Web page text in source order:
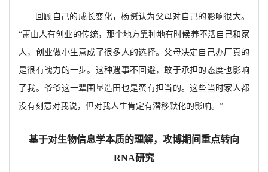
回顾自己的成长变化，杨赟认为父母对自己的影响很大。
“萧山人有创业的传统，那个地方靠种地有时候养不活自己和家
人，创业做小生意成了很多人的选择。父母决定自己办厂真的
是很有魄力的一步。这种遇事不回避，敢于承担的态度也影响
了我。爷爷这一辈围垦造田也是蛮有担当的。这些当时家人都
没有刻意对我说，但对我人生肯定有潜移默化的影响。”
基于对生物信息学本质的理解，攻博期间重点转向
RNA研究